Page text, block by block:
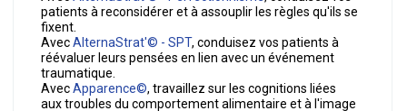
patients à reconsidérer et à assouplir les règles qu'ils se
fixent.
AvecAlternaStrat'© - SPT, conduisez vos patients à
réévaluer leurs pensées en lien avec un événement
traumatique.
AvecApparence©, travaillez sur les cognitions liées
aux troubles du comportement alimentaire et à l'image